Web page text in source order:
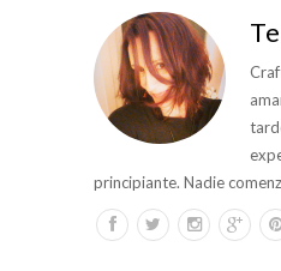
principiante. Nadie